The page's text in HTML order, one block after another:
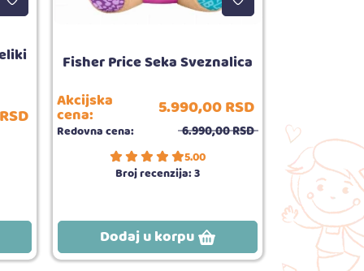
RSD
Fisher Price Seka Sveznalica
Akcijska
cena: 5.990,00RSD
Redovna cena: 6.990,00RSD
5.00
Broj recenzija:3
Dodaj u korpu